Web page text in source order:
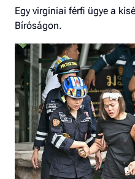
Egy virginiai férfi ügye a
Bíróságon.